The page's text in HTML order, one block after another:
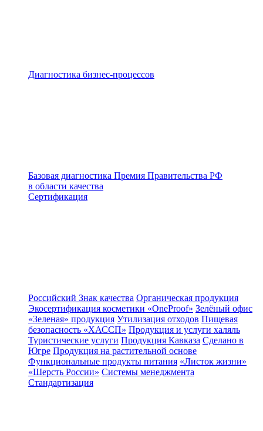
Диагностика бизнес-процессов
Базовая диагностика Премия Правительства РФ
в области качества
Сертификация
Российский Знак качества Органическая продукция
Экосертификация косметики «OneProof» Зелёный офис
«Зеленая» продукция Утилизация отходов Пищевая
безопасность «ХАССП» Продукция и услуги халяль
Туристические услуги Продукция Кавказа Сделано в
Югре Продукция на растительной основе
Функциональные продукты питания «Листок жизни»
«Шерсть России» Системы менеджмента
Стандартизация